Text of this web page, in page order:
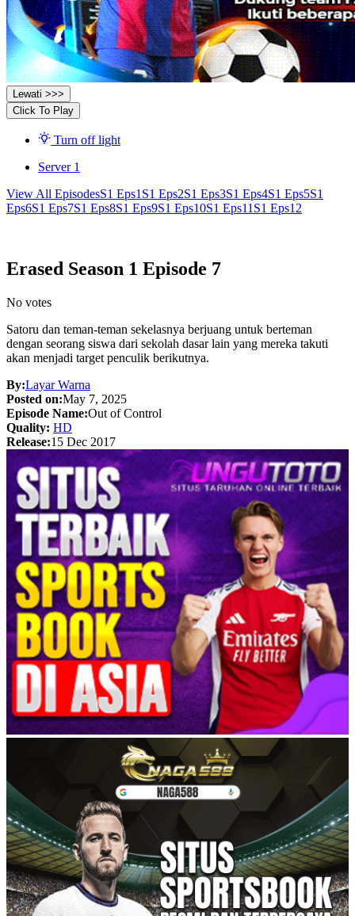
Lewati >>>
Click To Play
Turn off light
Server 1
View All EpisodesS1 Eps1 S1 Eps2S1 Eps3S1 Eps4S1 Eps5S1
Eps6S1 Eps7S1 Eps8S1 Eps9S1 Eps10S1 Eps11 S1 Eps12
Erased Season 1 Episode 7
No votes
Satoru dan teman-teman sekelasnya berjuang untuk berteman
dengan seorang siswa dari sekolah dasar lain yang mereka takuti
akan menjadi target penculik berikutnya.
By:Layar Warna
Posted on:May 7, 2025
Episode Name:Out of Control
Quality: HD
Release:15 Dec 2017